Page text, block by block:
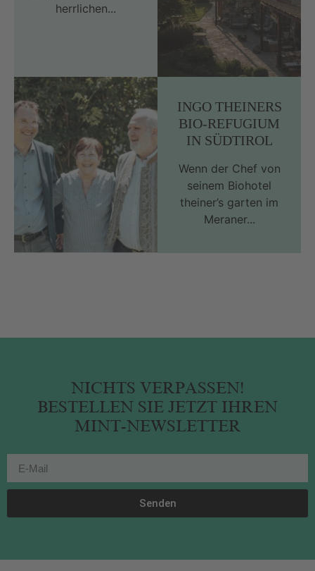
herrlichen...
INGO THEINERS
BIO-REFUGIUM
IN SÜDTIROL
Wenn der Chef von
seinem Biohotel
theiner’s garten im
Meraner...
NICHTS VERPASSEN!
BESTELLEN SIE JETZT IHREN
MINT-NEWSLETTER
Senden